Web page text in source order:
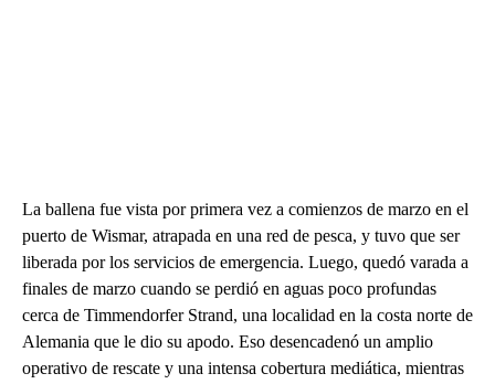
La ballena fue vista por primera vez a comienzos de marzo en el
puerto de Wismar, atrapada en una red de pesca, y tuvo que ser
liberada por los servicios de emergencia. Luego, quedó varada a
finales de marzo cuando se perdió en aguas poco profundas
cerca de Timmendorfer Strand, una localidad en la costa norte de
Alemania que le dio su apodo. Eso desencadenó un amplio
operativo de rescate y una intensa cobertura mediática, mientras